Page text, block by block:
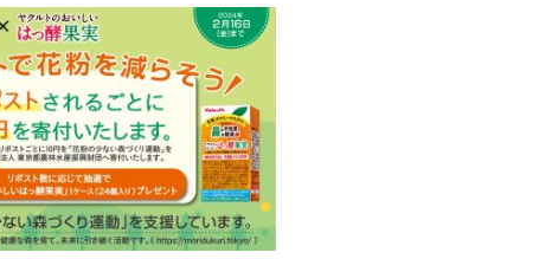
─ 東京都GAP認証者一覧
東京都の食材を使った料理教室
働く・学ぶ
─ 農業
─ 森林・林業
─ 水産業
─ ライブラリー
子供向け学習コンテンツ